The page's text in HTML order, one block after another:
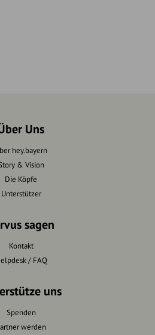
Uns
hey.bayern
& Vision
Die Köpfe
Unterstützer
sagen
Kontakt
/ FAQ
uns
Spenden
werden